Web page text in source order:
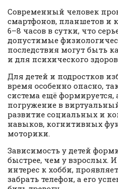
Современный человек
смартфонов, планшетов и
6–8 часов в сутки, что
допустимые
последствия могут быть
и для психического
Для детей и подростков
время особенно опасно,
система ещё формируется,
погружение в
развитие социальных и
навыков, когнитивных
моторики.
Зависимость у детей
быстрее, чем у взрослых.
интерес к хобби,
забрать телефон, а его